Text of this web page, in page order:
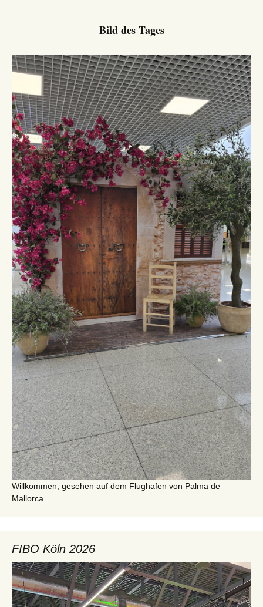
Bild des Tages
Willkommen; gesehen auf dem Flughafen von Palma de
Mallorca.
FIBO Köln 2026
Video-
Player